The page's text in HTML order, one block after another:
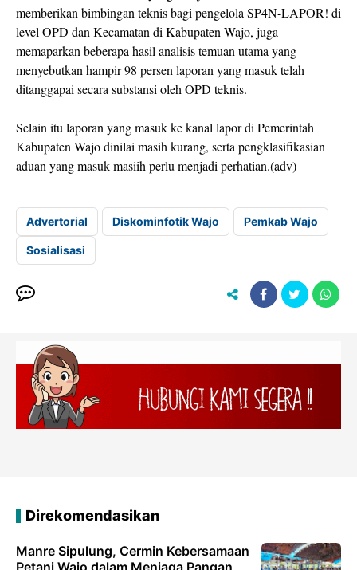
memberikan bimbingan teknis bagi pengelola SP4N-LAPOR! di
level OPD dan Kecamatan di Kabupaten Wajo, juga
memaparkan beberapa hasil analisis temuan utama yang
menyebutkan hampir 98 persen laporan yang masuk telah
ditanggapai secara substansi oleh OPD teknis.
Selain itu laporan yang masuk ke kanal lapor di Pemerintah
Kabupaten Wajo dinilai masih kurang, serta pengklasifikasian
aduan yang masuk masiih perlu menjadi perhatian.(adv)
Advertorial Diskominfotik Wajo Pemkab Wajo
Sosialisasi
Direkomendasikan
Manre Sipulung, Cermin Kebersamaan
Petani Wajo dalam Menjaga Pangan